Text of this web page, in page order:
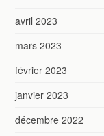
avril 2023
mars 2023
février 2023
janvier 2023
décembre 2022